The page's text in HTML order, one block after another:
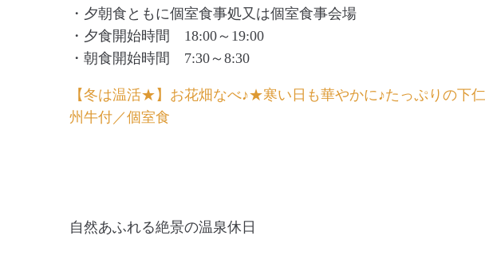
・夕朝食ともに個室食事処又は個室食事会場
・夕食開始時間 18:00～19:00
・朝食開始時間 7:30～8:30
【冬は温活★】お花畑なべ♪★寒い日も華やかに♪たっぷりの下
州牛付／個室食
自然あふれる絶景の温泉休日